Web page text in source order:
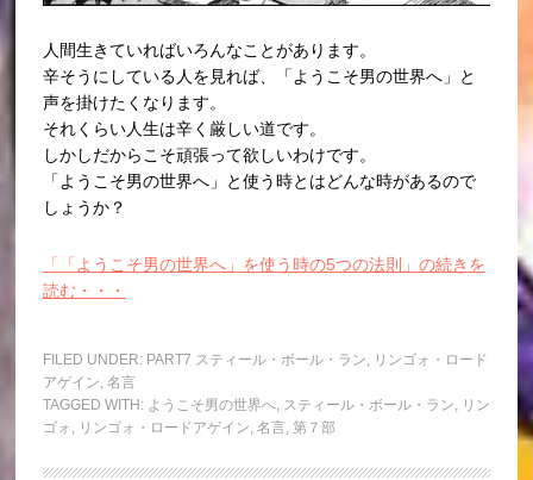
人間生きていればいろんなことがあります。
辛そうにしている人を見れば、「ようこそ男の世界へ」と
声を掛けたくなります。
それくらい人生は辛く厳しい道です。
しかしだからこそ頑張って欲しいわけです。
「ようこそ男の世界へ」と使う時とはどんな時があるので
しょうか？
「「ようこそ男の世界へ」を使う時の5つの法則」の続きを
読む・・・
FILED UNDER: PART7 スティール・ボール・ラン
リンゴォ・ロード
アゲイン 名言
TAGGED WITH: ようこそ男の世界へ, スティール・ボール・ラン
リン
ゴォ
リンゴォ・ロードアゲイン 名言, 第７部